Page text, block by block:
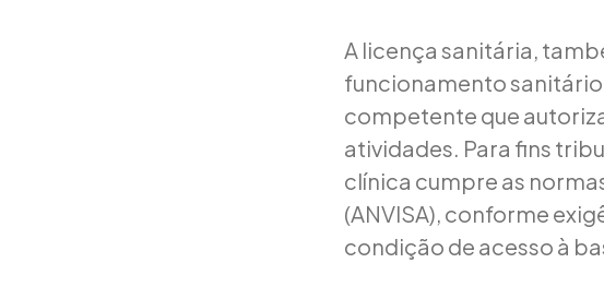
A licença sanitária,
funcionamento
competente que
atividades. Para fins
clínica cumpre as
(ANVISA), conforme
condição de acesso à